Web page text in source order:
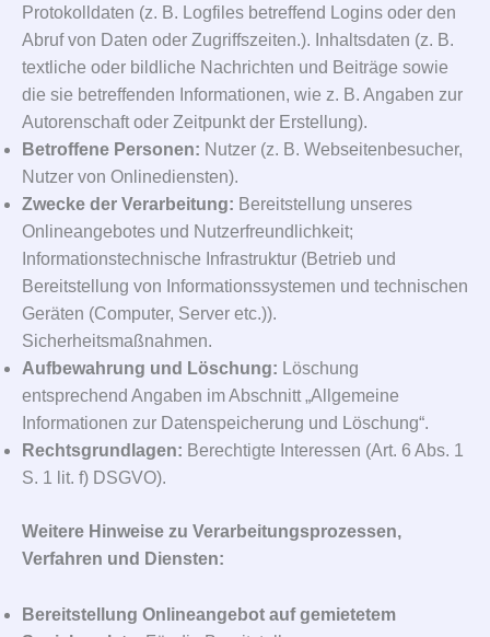
Protokolldaten (z. B. Logfiles betreffend Logins oder den
Abruf von Daten oder Zugriffszeiten.). Inhaltsdaten (z. B.
textliche oder bildliche Nachrichten und Beiträge sowie
die sie betreffenden Informationen, wie z. B. Angaben zur
Autorenschaft oder Zeitpunkt der Erstellung).
Betroffene Personen: Nutzer (z. B. Webseitenbesucher,
Nutzer von Onlinediensten).
Zwecke der Verarbeitung: Bereitstellung unseres
Onlineangebotes und Nutzerfreundlichkeit;
Informationstechnische Infrastruktur (Betrieb und
Bereitstellung von Informationssystemen und technischen
Geräten (Computer, Server etc.)).
Sicherheitsmaßnahmen.
Aufbewahrung und Löschung: Löschung
entsprechend Angaben im Abschnitt „Allgemeine
Informationen zur Datenspeicherung und Löschung“.
Rechtsgrundlagen: Berechtigte Interessen (Art. 6 Abs. 1
S. 1 lit. f) DSGVO).
Weitere Hinweise zu Verarbeitungsprozessen,
Verfahren und Diensten:
Bereitstellung Onlineangebot auf gemietetem